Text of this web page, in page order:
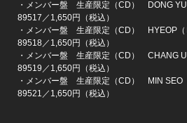
・メンバー盤 生産限定（CD） DONG
89517／1,650円（税込）
・メンバー盤 生産限定（CD）
89518／1,650円（税込）
・メンバー盤 生産限定（CD） CHANG
89519／1,650円（税込）
・メンバー盤 生産限定（CD） MIN
89521／1,650円（税込）